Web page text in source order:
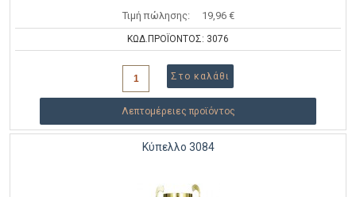
Τιμή πώλησης: 19,96 €
ΚΩΔ.ΠΡΟΪΟΝΤΟΣ: 3076
Λεπτομέρειες προϊόντος
Κύπελλο 3084